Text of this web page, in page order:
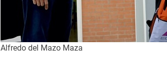
Alfredo del Mazo Maza